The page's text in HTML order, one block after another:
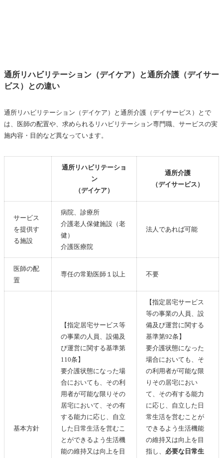
通所リハビリテーション（デイケア）と通所介護（デイサー
ビス）との違い
通所リハビリテーション（デイケア）と通所介護（デイサービス）とで
は、医師の配置や、求められるリハビリテーション専門職、サービスの実
施内容・目的など異なっています。
通所リハビリテーショ
ン
（デイケア）
通所介護
（デイサービス）
サービス
を提供す
る施設
病院、診療所
介護老人保健施設（老
健）
介護医療院
法人であれば可能
医師の配
置
専任の常勤医師１以上 不要
基本方針
【指定居宅サービス等
の事業の人員、設備及
び運営に関する基準第
110条】
要介護状態になった場
合においても、その利
用者が可能な限りその
居宅において、その有
する能力に応じ、自立
した日常生活を営むこ
とができるよう生活機
能の維持又は向上を目
【指定居宅サービス
等の事業の人員、設
備及び運営に関する
基準第92条】
要介護状態になった
場合においても、そ
の利用者が可能な限
りその居宅におい
て、その有する能力
に応じ、自立した日
常生活を営むことが
できるよう生活機能
の維持又は向上を目
指し、 必要な日常生